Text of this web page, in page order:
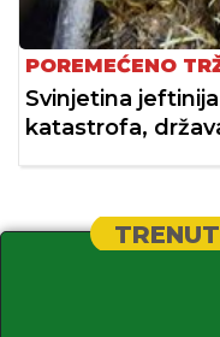
POREMEĆENO
Svinjetina
katastrofa,